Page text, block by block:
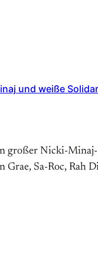
und weiße
großer Nicki-Minaj-
Grae, Sa-Roc,